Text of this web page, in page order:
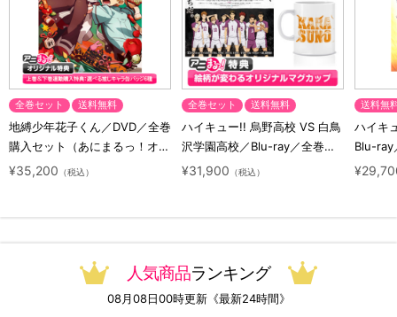
全巻セット 送料無料
地縛少年花子くん／DVD／全巻
購入セット（あにまるっ！オリ
ジナル特典付き・送料無料）
¥35,200 （税込）
全巻セット 送料無料
ハイキュー!! 烏野高校 VS 白鳥
沢学園高校／Blu-ray／全巻セ
ット（初回生産限定・アニまる
¥31,900 （税込）
送料無
ハイキ
Blu-ray
ト（初
人気商品ランキング
08月08日00時更新《最新24時間》